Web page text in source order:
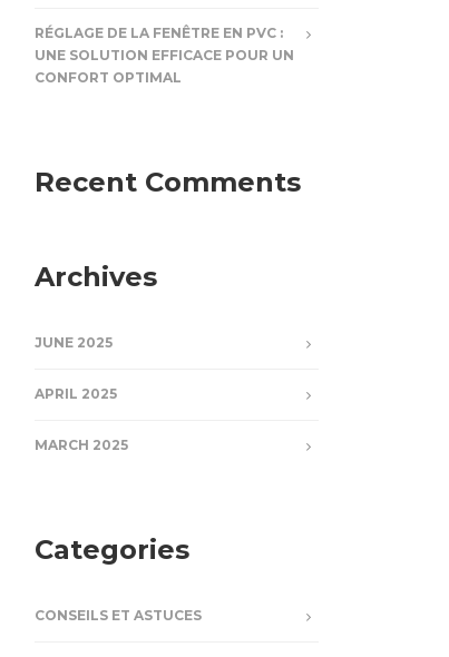
RÉGLAGE DE LA FENÊTRE EN PVC :
UNE SOLUTION EFFICACE POUR UN
CONFORT OPTIMAL
Recent Comments
Archives
JUNE 2025
APRIL 2025
MARCH 2025
Categories
CONSEILS ET ASTUCES